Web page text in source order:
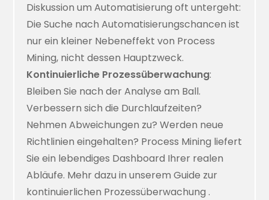
Diskussion um Automatisierung oft untergeht:
Die Suche nach Automatisierungschancen ist
nur ein kleiner Nebeneffekt von Process
Mining, nicht dessen Hauptzweck.
Kontinuierliche Prozessüberwachung:
Bleiben Sie nach der Analyse am Ball.
Verbessern sich die Durchlaufzeiten?
Nehmen Abweichungen zu? Werden neue
Richtlinien eingehalten? Process Mining liefert
Sie ein lebendiges Dashboard Ihrer realen
Abläufe. Mehr dazu in unserem Guide zur
kontinuierlichen Prozessüberwachung .